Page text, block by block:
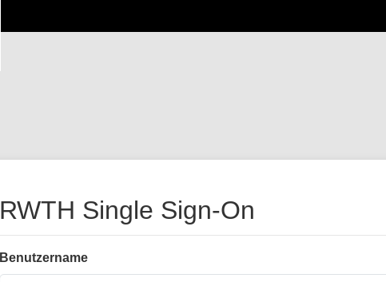
RWTH Single Sign-On
Benutzername